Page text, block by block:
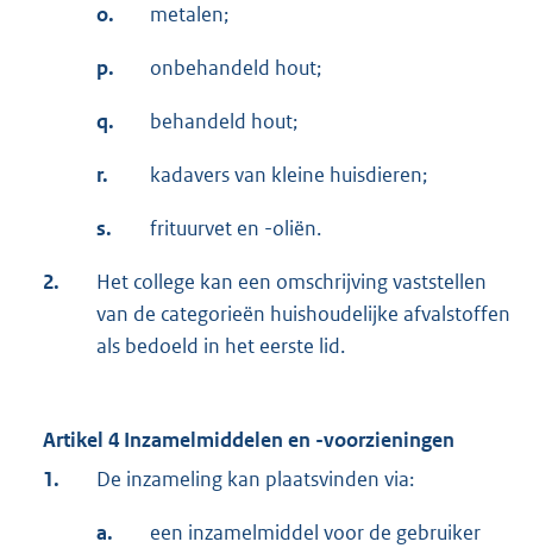
o. metalen;
p. onbehandeld hout;
q. behandeld hout;
r. kadavers van kleine huisdieren;
s. frituurvet en -oliën.
2.
Het college kan een omschrijving vaststellen
van de categorieën huishoudelijke afvalstoffen
als bedoeld in het eerste lid.
Artikel 4 Inzamelmiddelen en -voorzieningen
1.
De inzameling kan plaatsvinden via:
a.
een inzamelmiddel voor de gebruiker